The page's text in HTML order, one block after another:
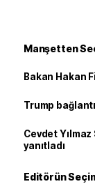
Manşetten
Bakan Hakan
Trump
Cevdet
yanıtladı
Editörün